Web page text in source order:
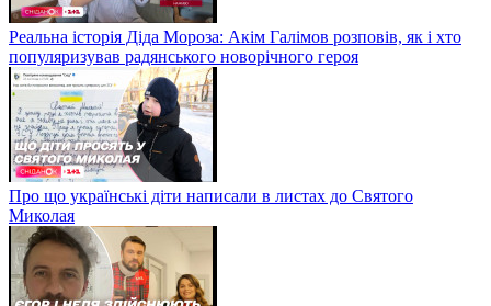
Реальна історія Діда Мороза: Акім Галімов розповів, як і хто
популяризував радянського новорічного героя
Про що українські діти написали в листах до Святого
Миколая